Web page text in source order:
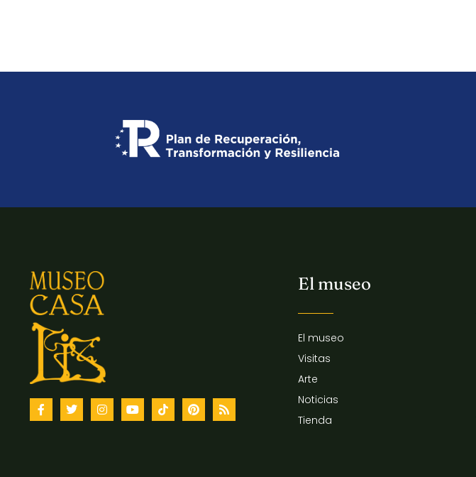
El museo
El museo
Visitas
Arte
Noticias
Tienda